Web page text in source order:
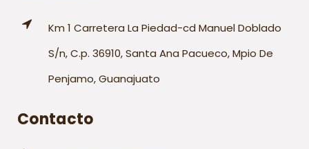
Km 1 Carretera La Piedad-cd Manuel Doblado
S/n, C.p. 36910, Santa Ana Pacueco, Mpio De
Penjamo, Guanajuato
Contacto